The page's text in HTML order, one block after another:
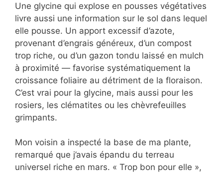
Une glycine qui explose en pousses végétatives
livre aussi une information sur le sol dans lequel
elle pousse. Un apport excessif d’azote,
provenant d’engrais généreux, d’un compost
trop riche, ou d’un gazon tondu laissé en mulch
à proximité — favorise systématiquement la
croissance foliaire au détriment de la floraison.
C’est vrai pour la glycine, mais aussi pour les
rosiers, les clématites ou les chèvrefeuilles
grimpants.
Mon voisin a inspecté la base de ma plante,
remarqué que j’avais épandu du terreau
universel riche en mars. « Trop bon pour elle »,